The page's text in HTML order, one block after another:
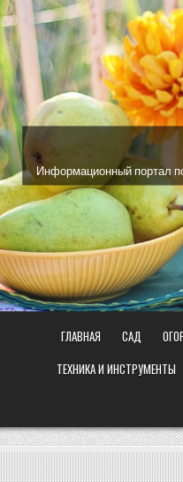
Информационный портал
ГЛАВНАЯ САД
ТЕХНИКА И ИНСТРУМЕНТЫ